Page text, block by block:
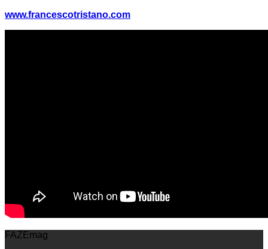
www.francescotristano.com
FAZEmag